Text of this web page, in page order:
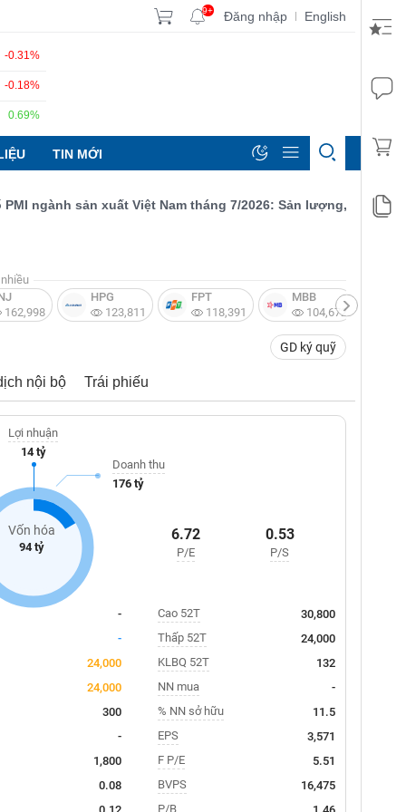
9+ Đăng nhập | English
-0.31%
-0.18%
0.69%
TIN MỚI
sản xuất Việt Nam tháng 7/2026: Sản lượng, số lượng
162,998
HPG
123,811
FPT
118,391
MBB
104,672
GD ký quỹ
nội bộ Trái phiếu
Vốn hóa
94 tỷ
Lợi nhuận
14 tỷ
Doanh thu
176 tỷ
6.72
P/E
0.53
P/S
-
-
24,000
24,000
300
-
1,800
0.08
0.12
Cao 52T
30,800
Thấp 52T
24,000
KLBQ 52T
132
NN mua
-
% NN sở hữu
11.5
EPS
3,571
F P/E
5.51
BVPS
16,475
P/B
1.46